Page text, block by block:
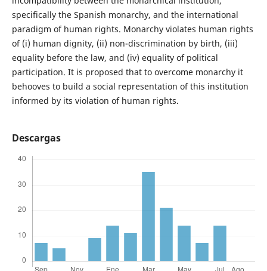
specifically the Spanish monarchy, and the international
paradigm of human rights. Monarchy violates human rights
of (i) human dignity, (ii) non-discrimination by birth, (iii)
equality before the law, and (iv) equality of political
participation. It is proposed that to overcome monarchy it
behooves to build a social representation of this institution
informed by its violation of human rights.
Descargas